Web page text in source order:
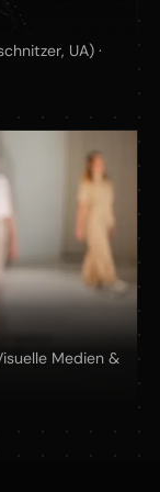
UA) ·
Medien &